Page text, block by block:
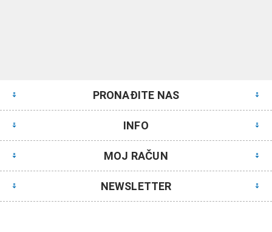
PRONAĐITE NAS
INFO
MOJ RAČUN
NEWSLETTER